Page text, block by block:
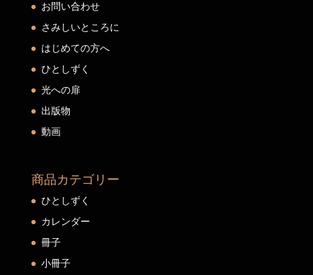
お問い合わせ
さみしいところに
はじめての方へ
ひとしずく
光への扉
出版物
動画
商品カテゴリー
ひとしずく
カレンダー
冊子
小冊子